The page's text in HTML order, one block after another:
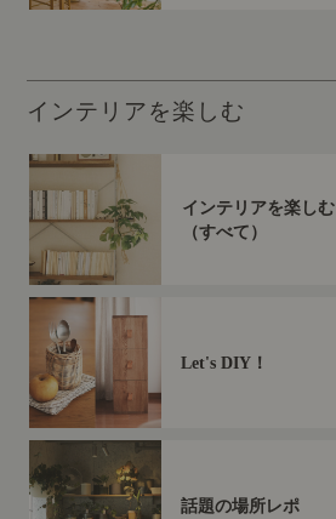
インテリアを楽しむ
インテリアを楽しむ
（すべて）
Let's DIY！
話題の場所レポ